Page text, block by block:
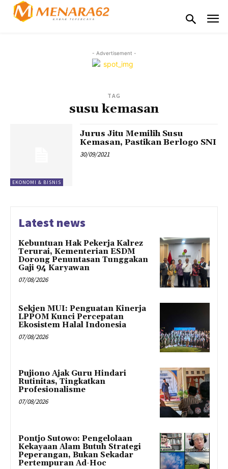
- Advertisement -
TAG
susu kemasan
EKONOMI & BISNIS
Jurus Jitu Memilih Susu
Kemasan, Pastikan Berlogo SNI
30/09/2021
Latest news
Kebuntuan Hak Pekerja Kalrez
Terurai, Kementerian ESDM
Dorong Penuntasan Tunggakan
Gaji 94 Karyawan
07/08/2026
Sekjen MUI: Penguatan Kinerja
LPPOM Kunci Percepatan
Ekosistem Halal Indonesia
07/08/2026
Pujiono Ajak Guru Hindari
Rutinitas, Tingkatkan
Profesionalisme
07/08/2026
Pontjo Sutowo: Pengelolaan
Kekayaan Alam Butuh Strategi
Peperangan, Bukan Sekadar
Pertempuran Ad-Hoc